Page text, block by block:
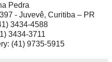
Pedra
- Juvevê, Curitiba – PR
3434-4588
3434-3711
(41) 9735-5915